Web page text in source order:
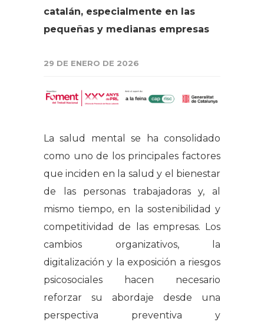
catalán, especialmente en las
pequeñas y medianas empresas
29 DE ENERO DE 2026
La salud mental se ha consolidado
como uno de los principales factores
que inciden en la salud y el bienestar
de las personas trabajadoras y, al
mismo tiempo, en la sostenibilidad y
competitividad de las empresas. Los
cambios organizativos, la
digitalización y la exposición a riesgos
psicosociales hacen necesario
reforzar su abordaje desde una
perspectiva preventiva y